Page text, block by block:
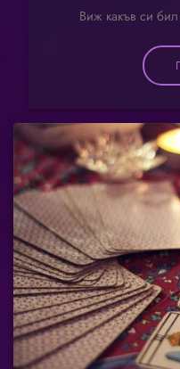
Виж какъв си